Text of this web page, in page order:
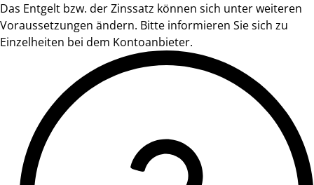
Das Entgelt bzw. der Zinssatz können sich unter weiteren
Voraussetzungen ändern. Bitte informieren Sie sich zu
Einzelheiten bei dem Kontoanbieter.